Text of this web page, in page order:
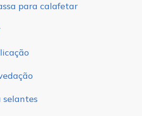
para calafetar